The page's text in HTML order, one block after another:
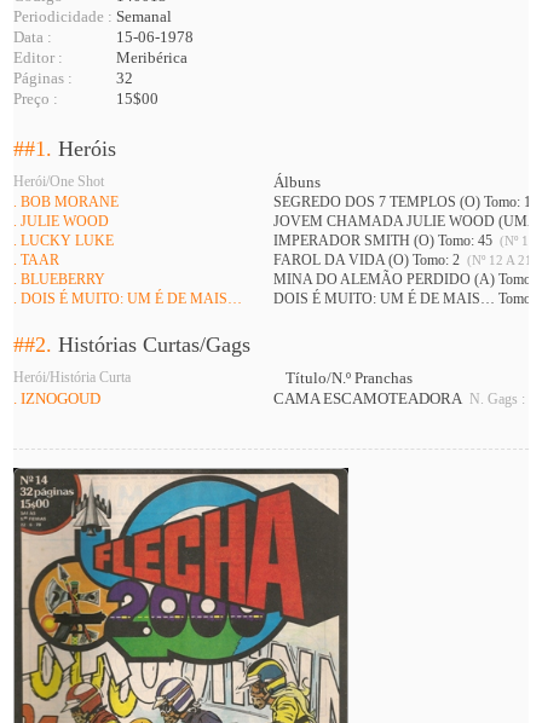
Periodicidade : Semanal
Data :
15-06-1978
Editor :
Meribérica
Páginas :
32
Preço :
15$00
##1.Heróis
Herói/One Shot Álbuns
. BOB MORANE
SEGREDO DOS 7 TEMPLOS (O) Tomo: 10
. JULIE WOOD
JOVEM CHAMADA JULIE WOOD
. LUCKY LUKE
IMPERADOR SMITH (O) Tomo: 45 (Nº 11
. TAAR FAROL DA VIDA (O) Tomo: 2 (Nº 12 A 21 )
. BLUEBERRY
MINA DO ALEMÃO PERDIDO (A) Tomo:
. DOIS É MUITO: UM É DE MAIS…
DOIS É MUITO: UM É DE MAIS… Tomo:
##2.Histórias Curtas/Gags
Herói/História Curta
Título/N.º Pranchas
. IZNOGOUD
CAMA ESCAMOTEADORA N. Gags : 3